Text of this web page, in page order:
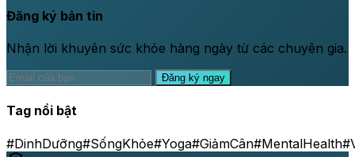
Đăng ký bản tin
Nhận lời khuyên sức khỏe hàng ngày từ các chuyên gia.
Đăng ký ngay
Tag nổi bật
#DinhDưỡng#SốngKhỏe#Yoga#GiảmCân#MentalHealth